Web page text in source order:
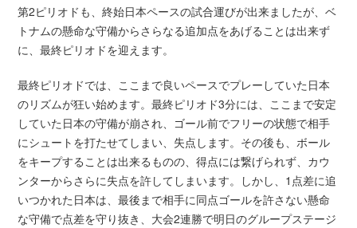
第2ピリオドも、終始日本ペースの試合運びが出来ましたが、ベ
トナムの懸命な守備からさらなる追加点をあげることは出来ず
に、最終ピリオドを迎えます。
最終ピリオドでは、ここまで良いペースでプレーしていた日本
のリズムが狂い始めます。最終ピリオド3分には、ここまで安定
していた日本の守備が崩され、ゴール前でフリーの状態で相手
にシュートを打たせてしまい、失点します。その後も、ボール
をキープすることは出来るものの、得点には繋げられず、カウ
ンターからさらに失点を許してしまいます。しかし、1点差に追
いつかれた日本は、最後まで相手に同点ゴールを許さない懸命
な守備で点差を守り抜き、大会2連勝で明日のグループステージ